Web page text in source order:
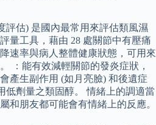
評估) 是國內最常用來評估類風濕
量工具，藉由 28 處關節中有壓痛
速率與病人整體健康狀態，可用來
：能有效減輕關節的發炎症狀，
產生副作用 (如月亮臉) 和後遺症
低劑量之類固醇。 情緒上的調適當
和朋友都可能會有情緒上的反應。